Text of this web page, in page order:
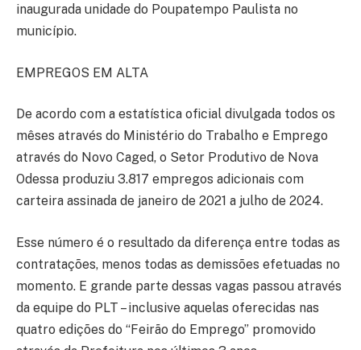
inaugurada unidade do Poupatempo Paulista no
município.
EMPREGOS EM ALTA
De acordo com a estatística oficial divulgada todos os
mêses através do Ministério do Trabalho e Emprego
através do Novo Caged, o Setor Produtivo de Nova
Odessa produziu 3.817 empregos adicionais com
carteira assinada de janeiro de 2021 a julho de 2024.
Esse número é o resultado da diferença entre todas as
contratações, menos todas as demissões efetuadas no
momento. E grande parte dessas vagas passou através
da equipe do PLT – inclusive aquelas oferecidas nas
quatro edições do “Feirão do Emprego” promovido